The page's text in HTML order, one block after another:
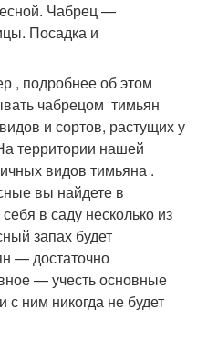
, подробнее об этом
чабрецом тимьян
и сортов, растущих у
территории нашей
видов тимьяна .
вы найдете в
в саду несколько из
запах будет
— достаточно
— учесть основные
ним никогда не будет